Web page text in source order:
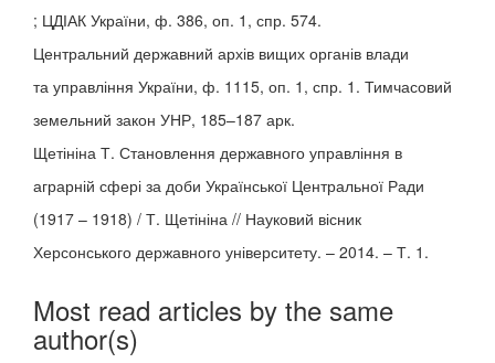
; ЦДІАК України, ф. 386, оп. 1, спр. 574.
Центральний державний архів вищих органів влади
та управління України, ф. 1115, оп. 1, спр. 1. Тимчасовий
земельний закон УНР, 185–187 арк.
Щетініна Т. Становлення державного управління в
аграрній сфері за доби Української Центральної Ради
(1917 – 1918) / Т. Щетініна // Науковий вісник
Херсонського державного університету. – 2014. – Т. 1.
Most read articles by the same
author(s)